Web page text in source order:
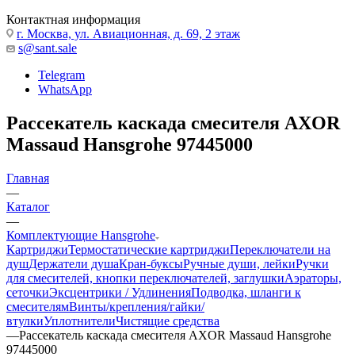
Контактная информация
г. Москва, ул. Авиационная, д. 69, 2 этаж
s@sant.sale
Telegram
WhatsApp
Рассекатель каскада смесителя AXOR
Massaud Hansgrohe 97445000
Главная
—
Каталог
—
Комплектующие Hansgrohe
КартриджиТермостатические картриджиПереключатели на
душДержатели душаКран-буксыРучные души, лейкиРучки
для смесителей, кнопки переключателей, заглушкиАэраторы,
сеточкиЭксцентрики / УдлиненияПодводка, шланги к
смесителямВинты/крепления/гайки/
втулкиУплотнителиЧистящие средства
—Рассекатель каскада смесителя AXOR Massaud Hansgrohe
97445000